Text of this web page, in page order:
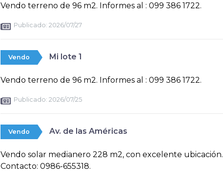
Vendo terreno de 96 m2. Informes al : 099 386 1722.
Publicado: 2026/07/27
Vendo Mi lote 1
Vendo terreno de 96 m2. Informes al : 099 386 1722.
Publicado: 2026/07/25
Vendo Av. de las Américas
Vendo solar medianero 228 m2, con excelente ubicación.
Contacto: 0986-655318.